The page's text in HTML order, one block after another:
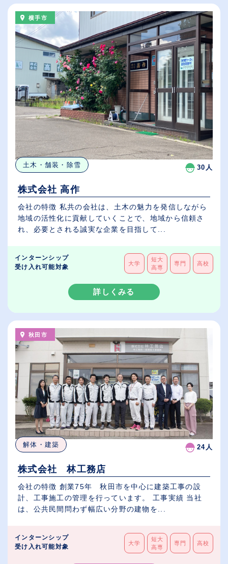
横手市
土木・舗装・除雪 30人
株式会社 高作
会社の特徴 私共の会社は、土木の魅力を発信しながら
地域の活性化に貢献していくことで、地域から信頼さ
れ、必要とされる誠実な企業を目指して...
インターンシップ
受け入れ可能対象
大学
短大
高専
専門 高校
詳しくみる
秋田市
解体・建築 24人
株式会社 林工務店
会社の特徴 創業75年 秋田市を中心に建築工事の設
計、工事施工の管理を行っています。 工事実績 当社
は、公共民間問わず幅広い分野の建物を...
インターンシップ
受け入れ可能対象
大学
短大
高専
専門 高校